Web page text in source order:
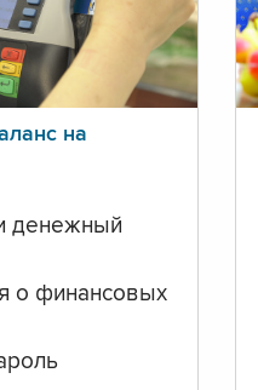
на
денежный
о финансовых